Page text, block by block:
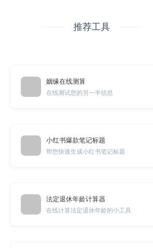
推荐工具
姻缘在线测算
在线测试您的另一半信息
小红书爆款笔记标题
帮您快速生成小红书笔记标题
法定退休年龄计算器
在线计算法定退休年龄的小工具